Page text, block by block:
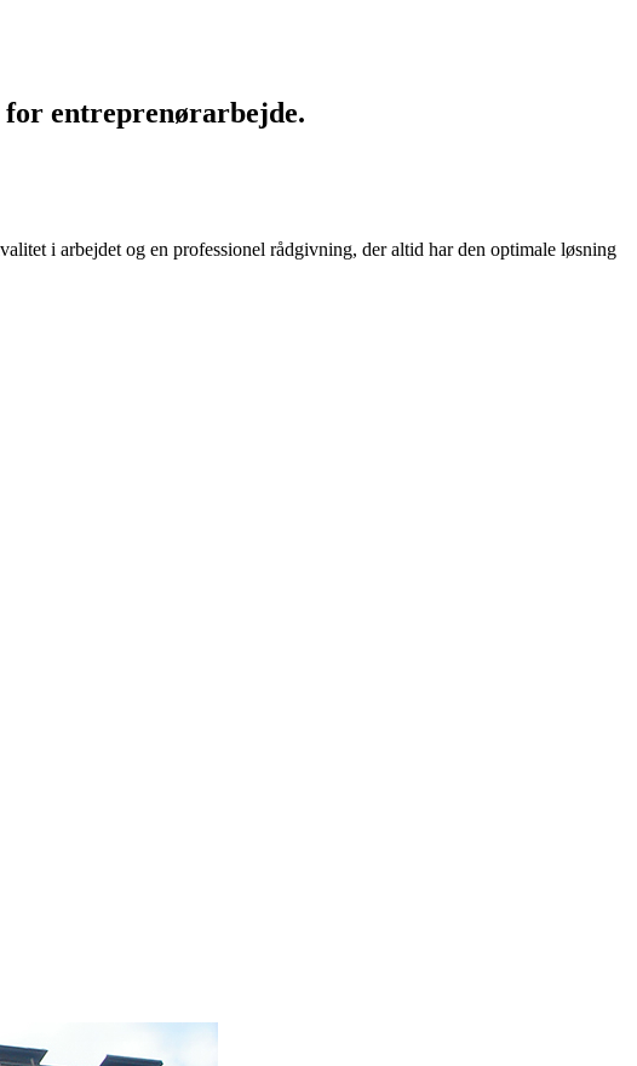
entreprenørarbejde.
i arbejdet og en professionel rådgivning, der altid har den optimale løsning